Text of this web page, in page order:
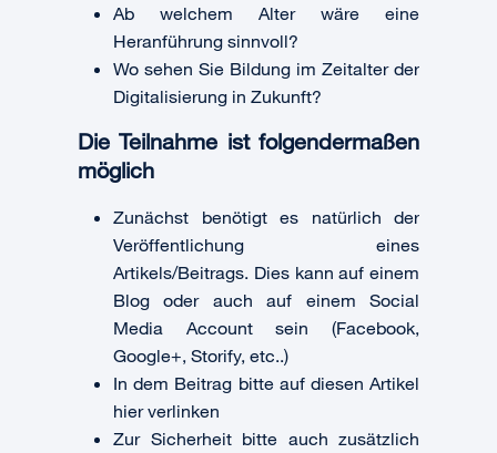
Ab welchem Alter wäre eine
Heranführung sinnvoll?
Wo sehen Sie Bildung im Zeitalter der
Digitalisierung in Zukunft?
Die Teilnahme ist folgendermaßen
möglich
Zunächst benötigt es natürlich der
Veröffentlichung eines
Artikels/Beitrags. Dies kann auf einem
Blog oder auch auf einem Social
Media Account sein (Facebook,
Google+, Storify, etc..)
In dem Beitrag bitte auf diesen Artikel
hier verlinken
Zur Sicherheit bitte auch zusätzlich